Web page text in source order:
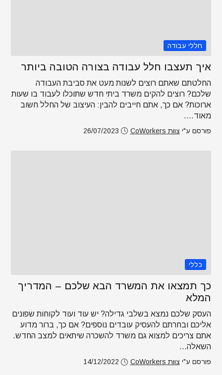
חללי עבודה
איך תעצבו חלל עבודה בצורה הטובה ביותר
החלטתם שאתם רוצים לשנות מעט את סביבת העבודה
שלכם? רוצים להקים משרד ביתי חדש שתוכלו לעבוד בו שעות
ארוכות? אם כך, אתם חייבים להבין: העיצוב של החלל חשוב
מאוד....
פורסם ע"י צוות CoWorkers 26/07/2023
כללי
כך תמצאו את המשרד הבא שלכם – המדריך
המלא
העסק שלכם נמצא בשלבי גדילה? יש עוד ועוד לקוחות שפונים
אליכם ובחרתם להעסיק עובדים נוספים? אם כך, ברור מדוע
אתם צריכים למצוא גם משרד להשכרה שיתאים למצב החדש.
השאלה...
פורסם ע"י צוות CoWorkers 14/12/2022